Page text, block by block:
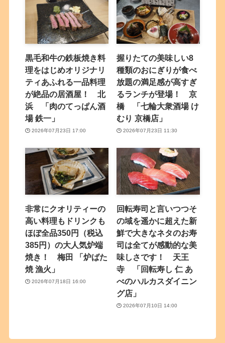
黒毛和牛の鉄板焼き料
理をはじめオリジナリ
ティあふれる一品料理
が絶品の居酒屋！ 北
浜 「肉のてっぱん酒
場 鉄一」
2026年07月23日 17:00
握りたての美味しい8
種類のおにぎりが食べ
放題の満足感が高すぎ
るランチが登場！ 京
橋 「七輪大衆酒場 け
むり 京橋店」
2026年07月23日 11:30
非常にクオリティーの
高い料理もドリンクも
ほぼ全品350円（税込
385円）の大人気炉端
焼き！ 梅田 「炉ばた
焼 漁火」
2026年07月18日 16:00
回転寿司と言いつつそ
の域を遥かに超えた新
鮮で大きなネタのお寿
司は全てが感動的な美
味しさです！ 天王
寺 「回転寿し 仁 あ
べのハルカスダイニン
グ店」
2026年07月10日 14:00